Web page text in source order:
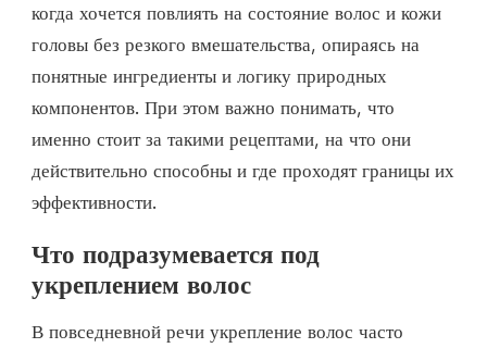
когда хочется повлиять на состояние волос и кожи
головы без резкого вмешательства, опираясь на
понятные ингредиенты и логику природных
компонентов. При этом важно понимать, что
именно стоит за такими рецептами, на что они
действительно способны и где проходят границы их
эффективности.
Что подразумевается под
укреплением волос
В повседневной речи укрепление волос часто